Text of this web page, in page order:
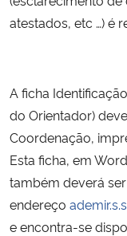
atestados, etc …) é
A ficha
do Orientador)
Coordenação,
Esta ficha, em
também deverá
endereço
e encontra-se